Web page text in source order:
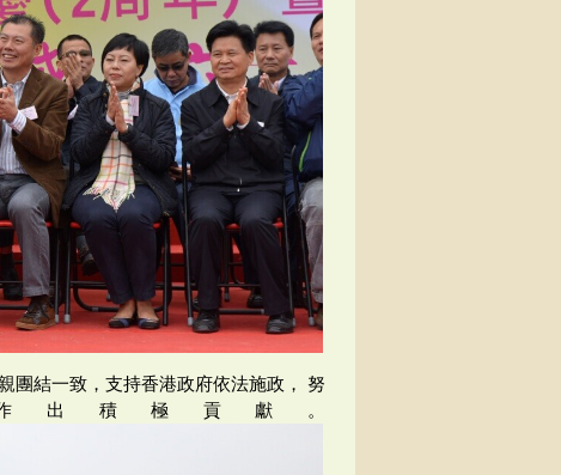
團結一致，支持香港政府依法施政， 努
出積極貢獻。